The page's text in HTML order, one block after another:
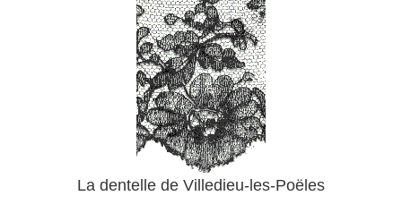
La dentelle de Villedieu-les-Poëles